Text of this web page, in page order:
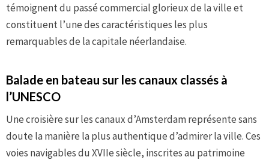
témoignent du passé commercial glorieux de la ville et
constituent l’une des caractéristiques les plus
remarquables de la capitale néerlandaise.
Balade en bateau sur les canaux classés à
l’UNESCO
Une croisière sur les canaux d’Amsterdam représente sans
doute la manière la plus authentique d’admirer la ville. Ces
voies navigables du XVIIe siècle, inscrites au patrimoine